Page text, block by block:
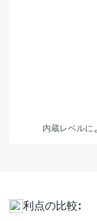
内蔵レベルに
利点の比較: